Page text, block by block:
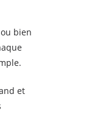
bien
et